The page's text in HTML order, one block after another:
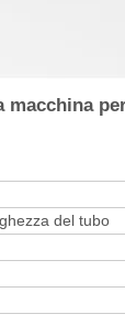
macchina
del tubo